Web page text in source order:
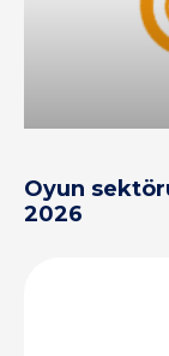
Oyun
2026